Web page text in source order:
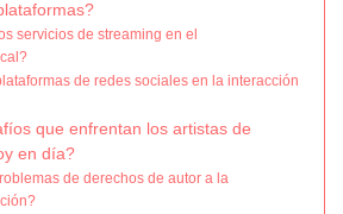
servicios de streaming en el
de redes sociales en la interacción
que enfrentan los artistas de
en día?
de derechos de autor a la